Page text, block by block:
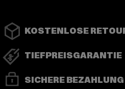
KOSTENLOSE
TIEFPREISGARANTIE
SICHERE BEZAHLUNG